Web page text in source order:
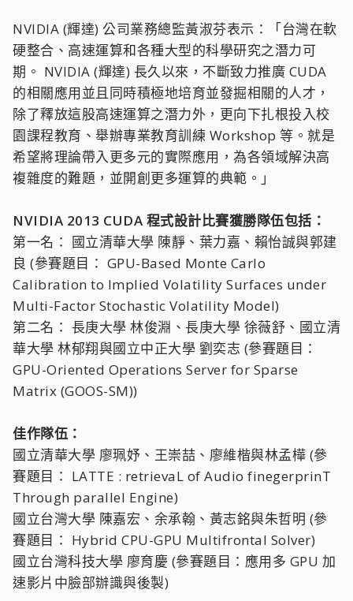
NVIDIA (輝達) 公司業務總監黃淑芬表示：「台灣在軟
硬整合、高速運算和各種大型的科學研究之潛力可
期。 NVIDIA (輝達) 長久以來，不斷致力推廣 CUDA
的相關應用並且同時積極地培育並發掘相關的人才，
除了釋放這股高速運算之潛力外，更向下扎根投入校
園課程教育、舉辦專業教育訓練 Workshop 等。就是
希望將理論帶入更多元的實際應用，為各領域解決高
複雜度的難題，並開創更多運算的典範。」
NVIDIA 2013 CUDA 程式設計比賽獲勝隊伍包括：
第一名： 國立清華大學 陳靜、葉力嘉、賴怡誠與郭建
良 (參賽題目： GPU-Based Monte Carlo
Calibration to Implied Volatility Surfaces under
Multi-Factor Stochastic Volatility Model)
第二名： 長庚大學 林俊淵、長庚大學 徐薇舒、國立清
華大學 林郁翔與國立中正大學 劉奕志 (參賽題目：
GPU-Oriented Operations Server for Sparse
Matrix (GOOS-SM))
佳作隊伍：
國立清華大學 廖珮妤、王崇喆、廖維楷與林孟樺 (參
賽題目： LATTE : retrievaL of Audio finegerprinT
Through parallel Engine)
國立台灣大學 陳嘉宏、余承翰、黃志銘與朱哲明 (參
賽題目： Hybrid CPU-GPU Multifrontal Solver)
國立台灣科技大學 廖育慶 (參賽題目：應用多 GPU 加
速影片中臉部辦識與後製)